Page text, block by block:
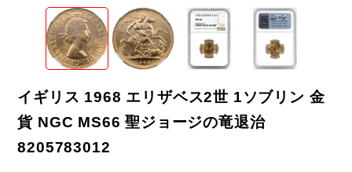
イギリス 1968 エリザベス2世 1ソブリン 金
貨 NGC MS66 聖ジョージの竜退治
8205783012